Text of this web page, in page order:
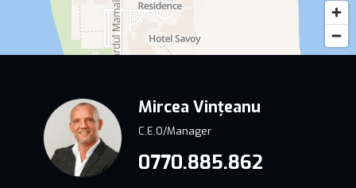
Mircea Vințeanu
C.E.O/Manager
0770.885.862